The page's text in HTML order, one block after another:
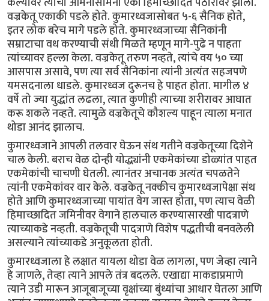
वज्रकेतू एकाकी पडले होते. कुमारध्वजासोबत ५-६ सैनिक होते,
इतर लोक बरेच मागे पडले होते. कुमारध्वजाच्या सैनिकांनी
सम्राटाचा वध करण्याची संधी मिळते म्हणून मागे-पुढे न पाहता
त्यांच्यावर हल्ला केला. वज्रकेतू तरुण नव्हते, त्यांचे वय ५० च्या
आसपास असावे, पण त्या सर्व सैनिकांना त्यांनी अत्यंत सहजपणे
यमसदनाला धाडले. कुमारध्वज दुरूनच हे पाहत होता. मागील ४
वर्षे तो ज्या युद्धांत लढला, त्यात कुणीही त्याच्या शरीरावर आघात
करू शकले नव्हते. त्यामुळे वज्रकेतूचे कौशल्य पाहून त्याला मनात
थोडा आनंद झालाच.
कुमारध्वजाने आपली तलवार घेऊन संथ गतीने वज्रकेतूच्या दिशेने
चाल केली. बराच वेळ दोन्ही योद्ध्यांनी एकमेकांच्या डोळ्यांत पाहत
एकमेकांची चाचणी घेतली. त्यानंतर अचानक अत्यंत चपळतेने
त्यांनी एकमेकांवर वार केले. वज्रकेतू नक्कीच कुमारध्वजापेक्षा संथ
होते आणि कुमारध्वजाच्या पायांत वेग जास्त होता, पण त्याच वेळी
हिमाच्छादित जमिनीवर वेगाने हालचाल करण्यासारखी पादत्राणे
त्याच्याकडे नव्हती. वज्रकेतूची पादत्राणे विशेष पद्धतीची बनवलेली
असल्याने त्यांच्याकडे अनुकूलता होती.
कुमारध्वजाला हे लक्षात यायला थोडा वेळ लागला, पण जेव्हा त्याने
हे जाणले, तेव्हा त्याने आपले तंत्र बदलले. एखाद्या माकडाप्रमाणे
त्याने उडी मारून आजूबाजूच्या वृक्षांच्या बुंध्यांचा आधार घेतला आणि